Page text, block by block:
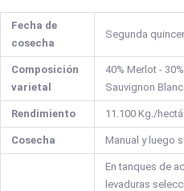
Fecha de
cosecha
Segunda
Composición
varietal
40% Merlot -
Sauvignon Blanc
Rendimiento 11.100 Kg./
Cosecha Manual y luego
En tanques de
levaduras